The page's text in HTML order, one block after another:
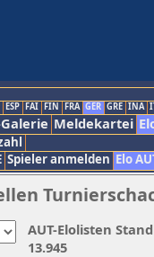
ESP FAI FIN FRA GER GRE INA
Meldekartei
Spieler anmelden Elo
AUT-Elolisten
13.945